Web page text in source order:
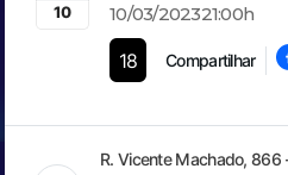
10 10/03/202321:00h
18 Compartilhar
R. Vicente Machado, 866